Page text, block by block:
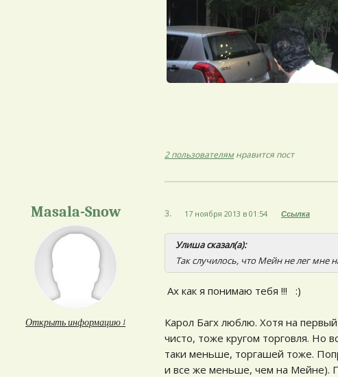
2 пользователямнравится пост
Masala-Snow
Открыть информацию ↓
3. 17 ноября 2013 в 01:54 Ссылка
Улиша сказал(а):
Так случилось, что Мейн не лег мне
Ах как я понимаю тебя !!! :)
Карол Багх люблю. Хотя на
чисто, тоже кругом торговля.
таки меньше, торгашей тоже.
и все же меньше, чем на Мейне).